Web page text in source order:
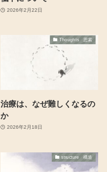
2026年2月22日
Thoughts 思索
治療は、なぜ難しくなるの
か
2026年2月18日
structure 構造